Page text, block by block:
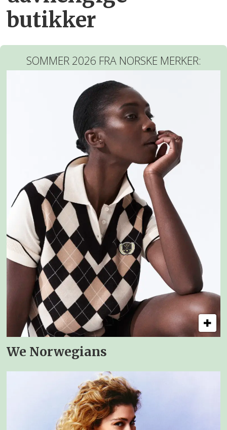
butikker
SOMMER 2026 FRA NORSKE MERKER:
We Norwegians